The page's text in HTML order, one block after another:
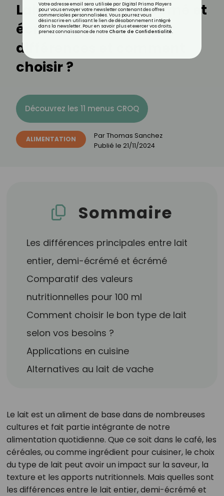
Lait entier, demi-écrémé et
écrémé : quelles
différences et comment
choisir ?
Découvrez les 11 menus CROQ
ALIMENTATION ParThomas Sanchez
Publié le 21/11/2024
Sommaire
Les différences principales entre lait
entier, demi-écrémé et écrémé
Comparatif des valeurs
nutritionnelles pour 100 ml
Comment choisir le bon type de lait
selon vos besoins ?
Applications en cuisine
Alternatives au lait de vache
Le lait est un aliment de base dans de nombreuses
cultures et fait partie intégrante de notre
alimentation quotidienne. Que ce soit dans le café, les
céréales, ou comme ingrédient pour cuisiner, le choix
du type de lait peut avoir un impact sur la saveur, la
texture et les apports nutritionnels. Mais quelles sont
les différences entre le lait entier, demi-écrémé et
Votre adresse email sera utilisée par Digital Prisma Players
pour vous envoyer votre newsletter contenant des offres
commerciales personnalisées. Vous pourrez vous
désinscrire en utilisant le lien de désabonnement intégré
dans la newsletter. Pour en savoir plus et exercer vos droits,
prenez connaissance de notre Charte de Confidentialité.